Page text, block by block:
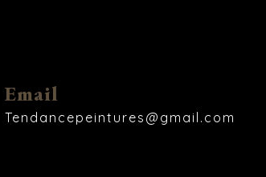
Email
tendancepeintures@gmail.com